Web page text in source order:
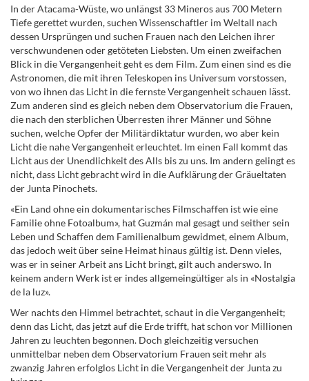
In der Atacama-Wüste, wo unlängst 33 Mineros aus 700 Metern
Tiefe gerettet wurden, suchen Wissenschaftler im Weltall nach
dessen Ursprüngen und suchen Frauen nach den Leichen ihrer
verschwundenen oder getöteten Liebsten. Um einen zweifachen
Blick in die Vergangenheit geht es dem Film. Zum einen sind es die
Astronomen, die mit ihren Teleskopen ins Universum vorstossen,
von wo ihnen das Licht in die fernste Vergangenheit schauen lässt.
Zum anderen sind es gleich neben dem Observatorium die Frauen,
die nach den sterblichen Überresten ihrer Männer und Söhne
suchen, welche Opfer der Militärdiktatur wurden, wo aber kein
Licht die nahe Vergangenheit erleuchtet. Im einen Fall kommt das
Licht aus der Unendlichkeit des Alls bis zu uns. Im andern gelingt es
nicht, dass Licht gebracht wird in die Aufklärung der Gräueltaten
der Junta Pinochets.
«Ein Land ohne ein dokumentarisches Filmschaffen ist wie eine
Familie ohne Fotoalbum», hat Guzmán mal gesagt und seither sein
Leben und Schaffen dem Familienalbum gewidmet, einem Album,
das jedoch weit über seine Heimat hinaus gültig ist. Denn vieles,
was er in seiner Arbeit ans Licht bringt, gilt auch anderswo. In
keinem andern Werk ist er indes allgemeingültiger als in «Nostalgia
de la luz».
Wer nachts den Himmel betrachtet, schaut in die Vergangenheit;
denn das Licht, das jetzt auf die Erde trifft, hat schon vor Millionen
Jahren zu leuchten begonnen. Doch gleichzeitig versuchen
unmittelbar neben dem Observatorium Frauen seit mehr als
zwanzig Jahren erfolglos Licht in die Vergangenheit der Junta zu